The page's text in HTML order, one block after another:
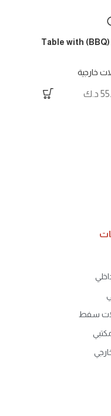
Table with (BBQ)
خارجية
د.ك
سفط